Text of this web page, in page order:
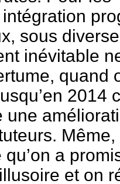
sous
inévitable
quand
2014
une
a
et on